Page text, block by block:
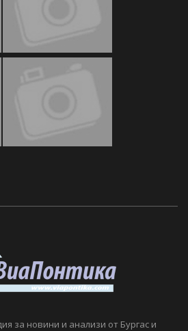
за новини и анализи от Бургас и